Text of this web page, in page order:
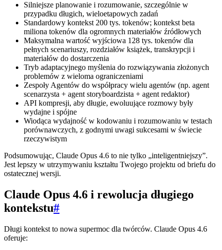
Silniejsze planowanie i rozumowanie, szczególnie w
przypadku długich, wieloetapowych zadań
Standardowy kontekst 200 tys. tokenów; kontekst beta
miliona tokenów dla ogromnych materiałów źródłowych
Maksymalna wartość wyjściowa 128 tys. tokenów dla
pełnych scenariuszy, rozdziałów książek, transkrypcji i
materiałów do dostarczenia
Tryb adaptacyjnego myślenia do rozwiązywania złożonych
problemów z wieloma ograniczeniami
Zespoły Agentów do współpracy wielu agentów (np. agent
scenarzysta + agent storyboardzista + agent redaktor)
API kompresji, aby długie, ewoluujące rozmowy były
wydajne i spójne
Wiodąca wydajność w kodowaniu i rozumowaniu w testach
porównawczych, z godnymi uwagi sukcesami w świecie
rzeczywistym
Podsumowując, Claude Opus 4.6 to nie tylko „inteligentniejszy”.
Jest lepszy w utrzymywaniu kształtu Twojego projektu od briefu do
ostatecznej wersji.
Claude Opus 4.6 i rewolucja długiego
kontekstu#
Długi kontekst to nowa supermoc dla twórców. Claude Opus 4.6
oferuje: